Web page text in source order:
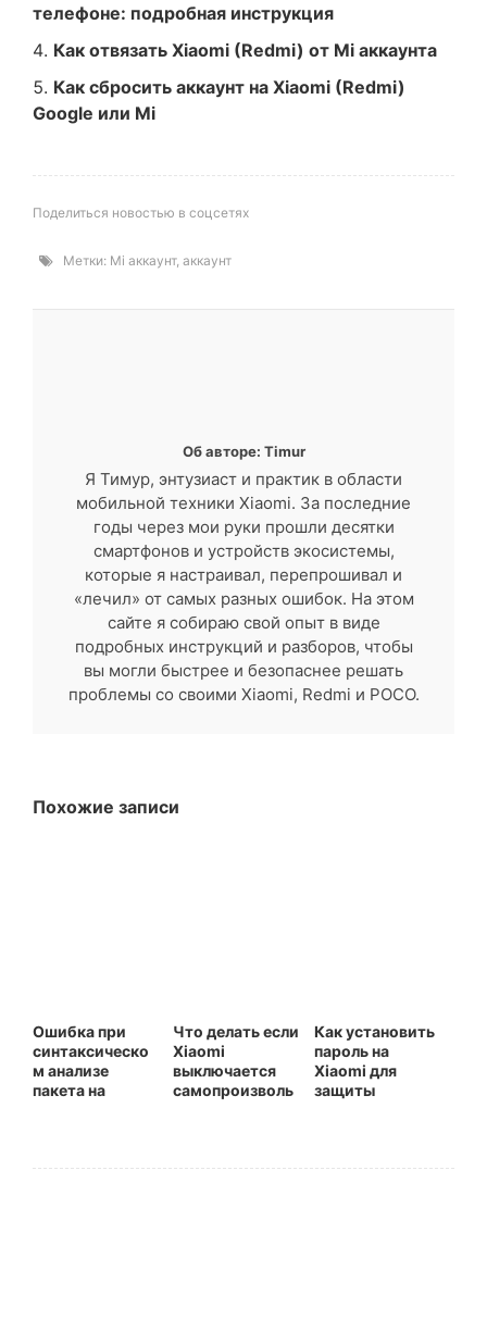
телефоне: подробная инструкция
Как отвязать Xiaomi (Redmi) от Mi аккаунта
Как сбросить аккаунт на Xiaomi (Redmi)
Google или Mi
Поделиться новостью в соцсетях
Метки: Mi аккаунт, аккаунт
Об авторе: Timur
Я Тимур, энтузиаст и практик в области
мобильной техники Xiaomi. За последние
годы через мои руки прошли десятки
смартфонов и устройств экосистемы,
которые я настраивал, перепрошивал и
«лечил» от самых разных ошибок. На этом
сайте я собираю свой опыт в виде
подробных инструкций и разборов, чтобы
вы могли быстрее и безопаснее решать
проблемы со своими Xiaomi, Redmi и POCO.
Похожие записи
Ошибка при
синтаксическо
м анализе
пакета на
Что делать если
Xiaomi
выключается
самопроизволь
подключении к
Как установить
пароль на
Xiaomi для
защиты